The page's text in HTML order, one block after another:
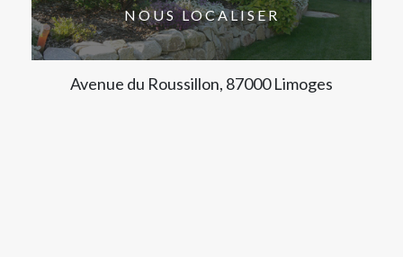
NOUS LOCALISER
Avenue du Roussillon, 87000 Limoges